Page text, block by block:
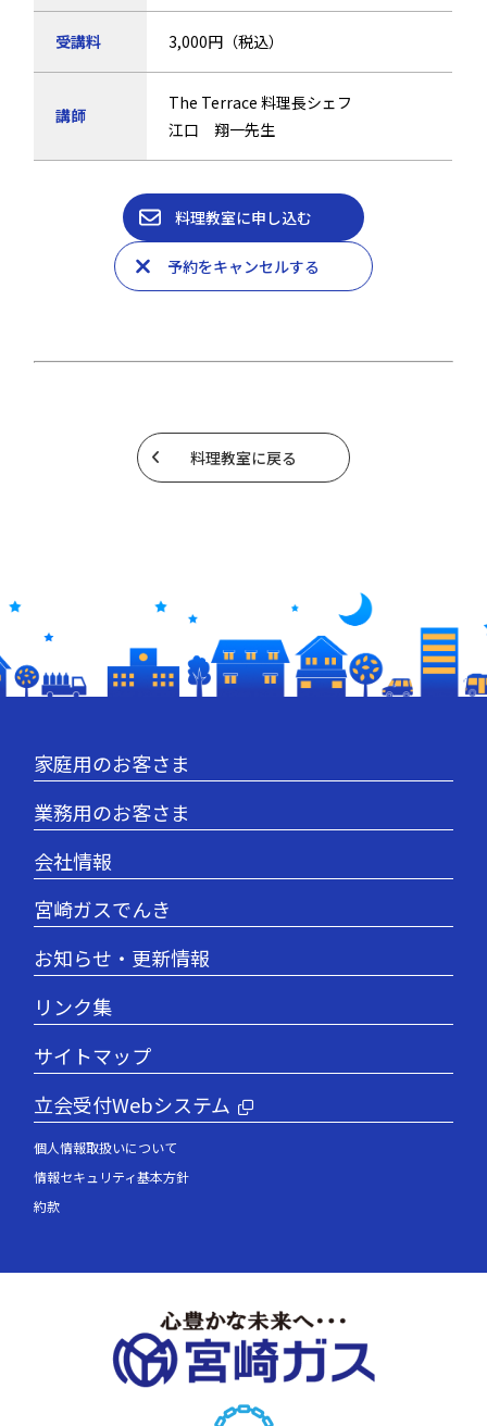
受講料 3,000円（税込）
講師
The Terrace 料理長シェフ
江口 翔一先生
料理教室に申し込む
予約をキャンセルする
料理教室に戻る
家庭用のお客さま
業務用のお客さま
会社情報
宮崎ガスでんき
お知らせ・更新情報
リンク集
サイトマップ
立会受付Webシステム
個人情報取扱いについて
情報セキュリティ基本方針
約款